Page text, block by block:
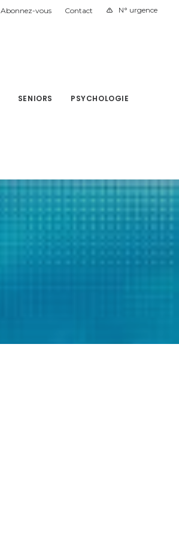
Abonnez-vous Contact N° urgence
SENIORS PSYCHOLOGIE